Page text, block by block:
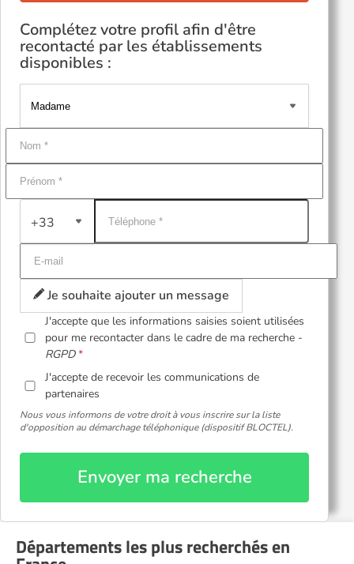
Complétez votre profil afin d'être
recontacté par les établissements
disponibles :
+33
Je souhaite ajouter un message
J'accepte que les informations saisies soient utilisées
pour me recontacter dans le cadre de ma recherche -
RGPD
J'accepte de recevoir les communications de
partenaires
Nous vous informons de votre droit à vous inscrire sur la liste
d'opposition au démarchage téléphonique (dispositif BLOCTEL).
Envoyer ma recherche
Départements les plus recherchés en